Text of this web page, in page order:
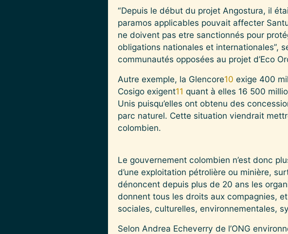
“Depuis le début du projet Angostura, il
paramos applicables pouvait affecter
ne doivent pas etre sanctionnés pour
obligations nationales et internationales”,
communautés opposées au projet d’Eco
Autre exemple, la Glencore10 exige 400
Cosigo exigent11 quant à elles 16 500
Unis puisqu’elles ont obtenu des
parc naturel. Cette situation viendrait
colombien.
Le gouvernement colombien n’est donc
d’une exploitation pétrolière ou minière,
dénoncent depuis plus de 20 ans les
donnent tous les droits aux compagnies,
sociales, culturelles, environnementales,
Selon Andrea Echeverry de l’ONG